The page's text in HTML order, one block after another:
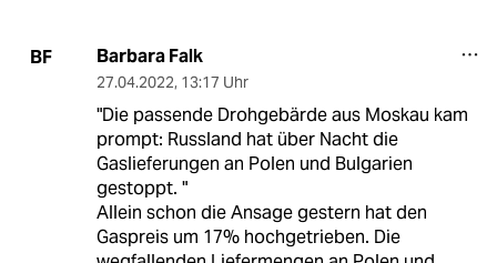
BF Barbara Falk
27.04.2022, 13:17 Uhr
"Die passende Drohgebärde aus Moskau kam
prompt: Russland hat über Nacht die
Gaslieferungen an Polen und Bulgarien
gestoppt. "
Allein schon die Ansage gestern hat den
Gaspreis um 17% hochgetrieben. Die